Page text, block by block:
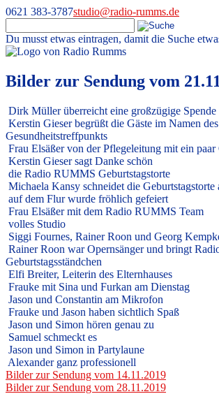
0621 383-3787studio@radio-rumms.de
Du musst etwas eintragen, damit die Suche
Skip
content
Radio RUMMS
Radio RUMMS ist ein Radioprojekt mit und für
Jugendliche in der Universitätsmedizin
Bilder zur Sendung vom
Dirk Müller überreicht eine großzügige Spende
Kerstin Gieser begrüßt die Gäste im Namen des
Gesundheitstreffpunkts
Frau Elsäßer von der Pflegeleitung mit ein
Kerstin Gieser sagt Danke schön
die Radio RUMMS Geburtstagstorte
Michaela Kansy schneidet die Geburtstagstorte
auf dem Flur wurde fröhlich gefeiert
Frau Elsäßer mit dem Radio RUMMS Team
volles Studio
Siggi Fournes, Rainer Roon und Georg
Rainer Roon war Opernsänger und bringt
Geburtstagsständchen
Elfi Breiter, Leiterin des Elternhauses
Frauke mit Sina und Furkan am Dienstag
Jason und Constantin am Mikrofon
Frauke und Jason haben sichtlich Spaß
Jason und Simon hören genau zu
Samuel schmeckt es
Jason und Simon in Partylaune
Alexander ganz professionell
Beitragsnavigation
Bilder zur Sendung vom 14.11.2019
Bilder zur Sendung vom 28.11.2019